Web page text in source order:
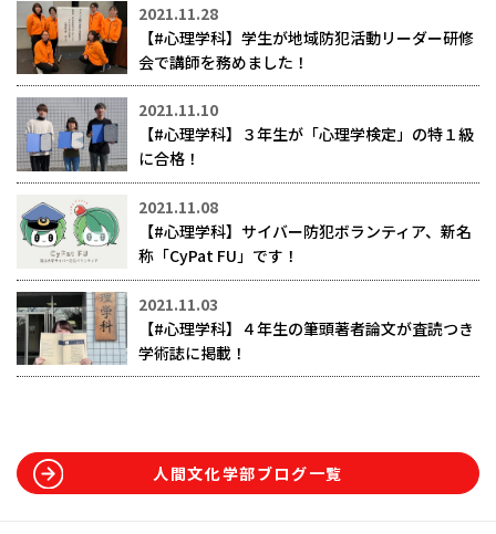
2021.11.28
【#心理学科】学生が地域防犯活動リーダー研修
会で講師を務めました！
2021.11.10
【#心理学科】３年生が「心理学検定」の特１級
に合格！
2021.11.08
【#心理学科】サイバー防犯ボランティア、新名
称「CyPat FU」です！
2021.11.03
【#心理学科】４年生の筆頭著者論文が査読つき
学術誌に掲載！
人間文化学部ブログ一覧